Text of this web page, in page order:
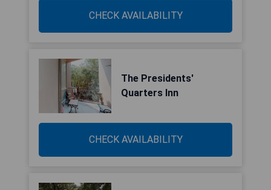
CHECK AVAILABILITY
The Presidents'
Quarters Inn
CHECK AVAILABILITY